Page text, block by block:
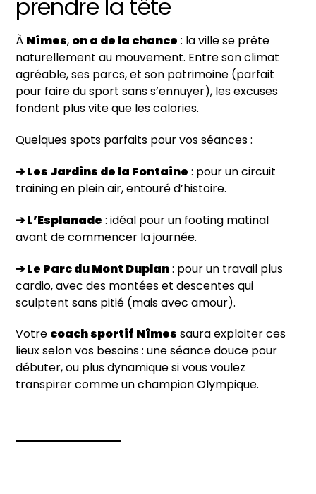
prendre la tête
À Nîmes, on a de la chance : la ville se prête
naturellement au mouvement. Entre son climat
agréable, ses parcs, et son patrimoine (parfait
pour faire du sport sans s’ennuyer), les excuses
fondent plus vite que les calories.
Quelques spots parfaits pour vos séances :
➔ Les Jardins de la Fontaine : pour un circuit
training en plein air, entouré d’histoire.
➔ L’Esplanade : idéal pour un footing matinal
avant de commencer la journée.
➔ Le Parc du Mont Duplan: pour un travail plus
cardio, avec des montées et descentes qui
sculptent sans pitié (mais avec amour).
Votre coach sportif Nîmes saura exploiter ces
lieux selon vos besoins : une séance douce pour
débuter, ou plus dynamique si vous voulez
transpirer comme un champion Olympique.